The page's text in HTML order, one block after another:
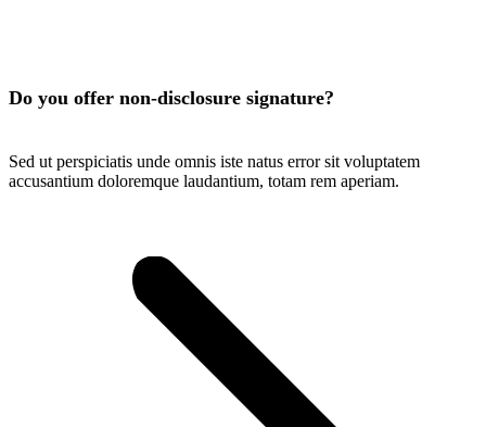
Do you offer non-disclosure signature?
Sed ut perspiciatis unde omnis iste natus error sit voluptatem
accusantium doloremque laudantium, totam rem aperiam.